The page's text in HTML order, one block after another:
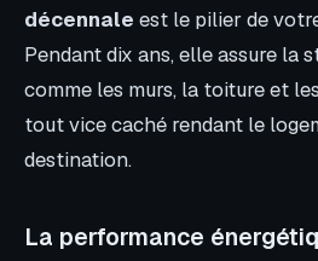
décennale est le pilier de
Pendant dix ans, elle assure la
comme les murs, la toiture et
tout vice caché rendant le
destination.
La performance